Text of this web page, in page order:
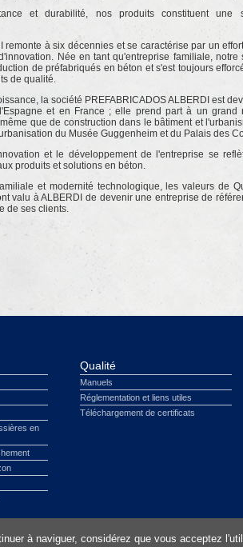
et durabilité, nos produits constituent une
remonte à six décennies et se caractérise par un
Née en tant qu'entreprise familiale,
de préfabriqués en béton et s'est toujours
de qualité.
la société PREFABRICADOS ALBERDI est
et en France ; elle prend part à un grand
que de construction dans le bâtiment et
du Musée Guggenheim et du Palais des
et le développement de l'entreprise se
produits et solutions en béton.
et modernité technologique, les valeurs de
valu à ALBERDI de devenir une entreprise de
de ses clients.
à naviguer, considérez que vous acceptez
en
Qualité
Manuels
Réglementation et liens utiles
Téléchargement de certificats